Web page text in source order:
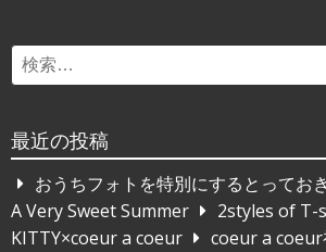
Search
for:
最近の投稿
おうちフォトを特別にするとってお
A Very Sweet Summer
2styles of T-
KITTY×coeur a coeur
coeur a coeur